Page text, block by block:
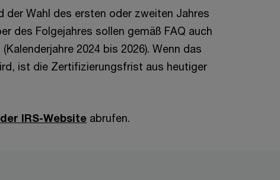
der Wahl des ersten oder zweiten Jahres
des Folgejahres sollen gemäß FAQ auch
2024 bis 2026). Wenn das
ist die Zertifizierungsfrist aus heutiger
IRS-Website abrufen.